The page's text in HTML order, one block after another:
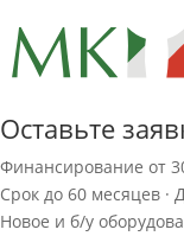
Оставьте
Финансирование от
Срок до 60 месяцев
Новое и б/у